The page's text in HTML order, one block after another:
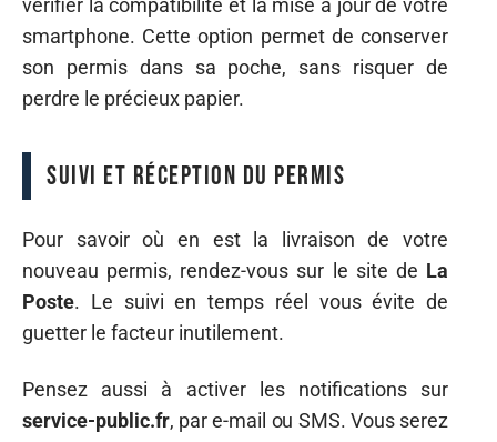
smartphone. Cette option permet de conserver
son permis dans sa poche, sans risquer de
perdre le précieux papier.
Suivi et réception du permis
Pour savoir où en est la livraison de votre
nouveau permis, rendez-vous sur le site de La
Poste. Le suivi en temps réel vous évite de
guetter le facteur inutilement.
Pensez aussi à activer les notifications sur
service-public.fr, par e-mail ou SMS. Vous serez